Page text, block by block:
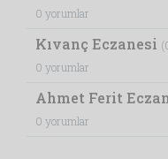
0 yorumlar
Kıvanç Eczanesi
0 yorumlar
Ahmet Ferit
0 yorumlar